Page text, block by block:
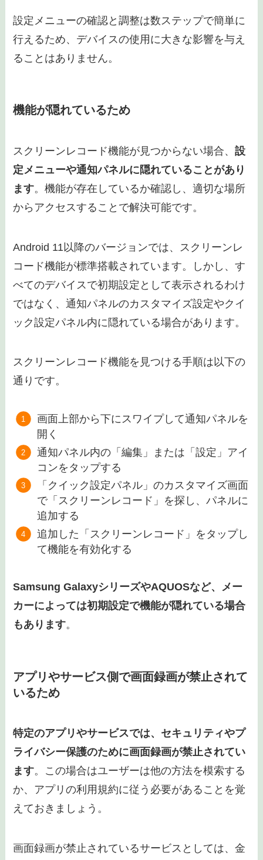
設定メニューの確認と調整は数ステップで簡単に
行えるため、デバイスの使用に大きな影響を与え
ることはありません。
機能が隠れているため
スクリーンレコード機能が見つからない場合、設
定メニューや通知パネルに隠れていることがあり
ます。機能が存在しているか確認し、適切な場所
からアクセスすることで解決可能です。
Android 11以降のバージョンでは、スクリーンレ
コード機能が標準搭載されています。しかし、す
べてのデバイスで初期設定として表示されるわけ
ではなく、通知パネルのカスタマイズ設定やクイ
ック設定パネル内に隠れている場合があります。
スクリーンレコード機能を見つける手順は以下の
通りです。
画面上部から下にスワイプして通知パネルを
開く
通知パネル内の「編集」または「設定」アイ
コンをタップする
「クイック設定パネル」のカスタマイズ画面
で「スクリーンレコード」を探し、パネルに
追加する
追加した「スクリーンレコード」をタップし
て機能を有効化する
Samsung GalaxyシリーズやAQUOSなど、メー
カーによっては初期設定で機能が隠れている場合
もあります。
アプリやサービス側で画面録画が禁止されて
いるため
特定のアプリやサービスでは、セキュリティやプ
ライバシー保護のために画面録画が禁止されてい
ます。この場合はユーザーは他の方法を模索する
か、アプリの利用規約に従う必要があることを覚
えておきましょう。
画面録画が禁止されているサービスとしては、金